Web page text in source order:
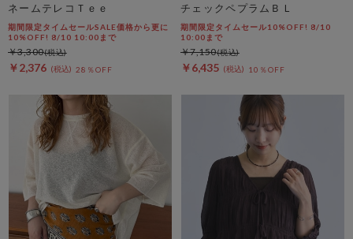
ネームテレコＴｅｅ
期間限定タイムセールSALE価格から更に
10%OFF! 8/10 10:00まで
￥2,376 28％OFF
￥3,300
チェックペプラムＢＬ
期間限定タイムセール10%OFF! 8/10
10:00まで
￥6,435 10％OFF
￥7,150